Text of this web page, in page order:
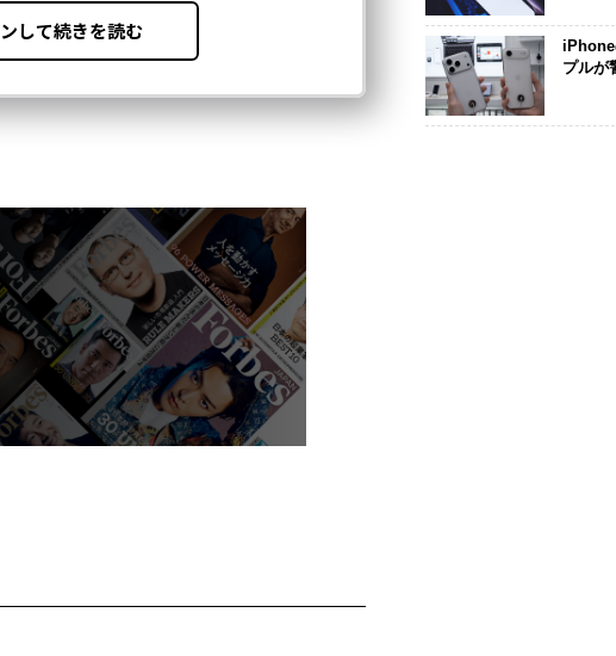
iPhone
プルが